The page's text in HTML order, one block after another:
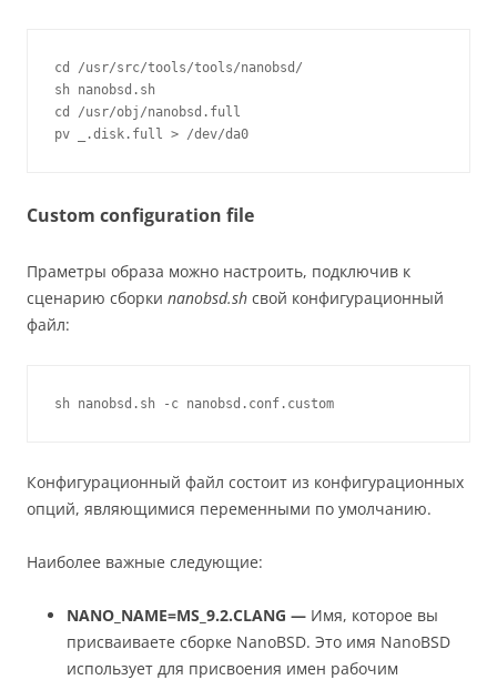
cd /usr/src/tools/tools/nanobsd/
sh nanobsd.sh
cd /usr/obj/nanobsd.full
pv _.disk.full > /dev/da0
Custom configuration file
Праметры образа можно настроить, подключив к
сценарию сборки nanobsd.sh свой конфигурационный
файл:
sh nanobsd.sh -c nanobsd.conf.custom
Конфигурационный файл состоит из конфигурационных
опций, являющимися переменными по умолчанию.
Наиболее важные следующие:
NANO_NAME=MS_9.2.CLANG — Имя, которое вы
присваиваете сборке NanoBSD. Это имя NanoBSD
использует для присвоения имен рабочим